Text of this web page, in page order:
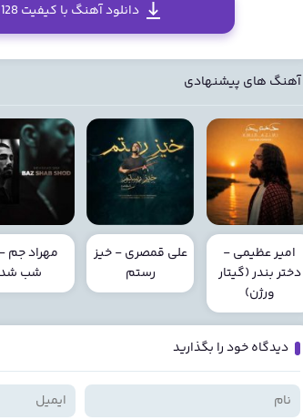
دانلود آهنگ با کیفیت 128
آهنگ های پیشنهادی
امیر عظیمی -
دختر بندر (گیتار
ورژن)
علی قمصری - خیز
رستم
مهراد جم -
شب شد
دیدگاه خود را بگذارید